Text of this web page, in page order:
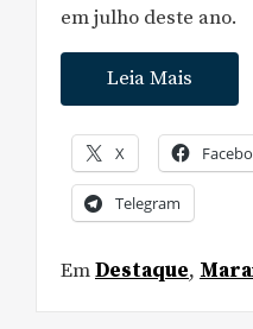
em julho deste ano.
Leia Mais
X
Telegram
EmDestaque,